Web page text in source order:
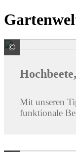
© Groen &
Mit unseren
funktionale